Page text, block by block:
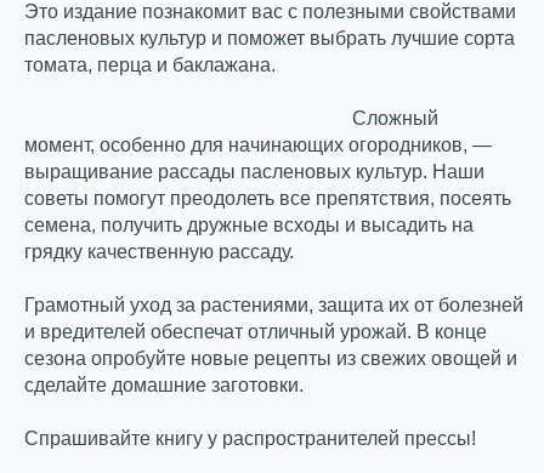
Это издание познакомит вас с полезными свойствами
пасленовых культур и поможет выбрать лучшие сорта
томата, перца и баклажана.
Сложный
момент, особенно для начинающих огородников, —
выращивание рассады пасленовых культур. Наши
советы помогут преодолеть все препятствия, посеять
семена, получить дружные всходы и высадить на
грядку качественную рассаду.
Грамотный уход за растениями, защита их от болезней
и вредителей обеспечат отличный урожай. В конце
сезона опробуйте новые рецепты из свежих овощей и
сделайте домашние заготовки.
Спрашивайте книгу у распространителей прессы!